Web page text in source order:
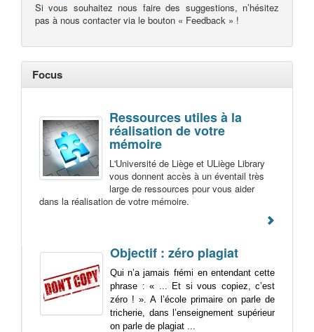
Si vous souhaitez nous faire des suggestions, n’hésitez
pas à nous contacter via le bouton « Feedback » !
Focus
Ressources utiles à la
réalisation de votre
mémoire
L'Université de Liège et ULiège Library
vous donnent accès à un éventail très
large de ressources pour vous aider
dans la réalisation de votre mémoire.
Objectif : zéro plagiat
Qui n’a jamais frémi en entendant cette
phrase : « ... Et si vous copiez, c’est
zéro ! ». A l’école primaire on parle de
tricherie, dans l’enseignement supérieur
on parle de plagiat ...